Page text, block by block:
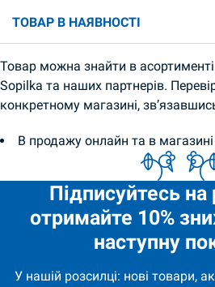
ТОВАР В НАЯВНОСТІ
Товар можна знайти в
Sopilka та наших партнерів.
конкретному магазині,
В продажу онлайн та в
Підписуйтесь на
отримайте 10%
наступну
У нашій розсилці: нові товари,